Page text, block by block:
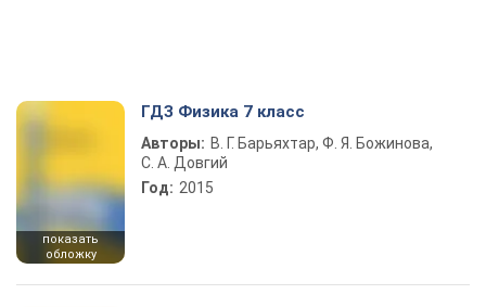
показать
обложку
ГДЗ Физика 7 класс
Авторы: В. Г. Барьяхтар, Ф. Я. Божинова,
С. А. Довгий
Год: 2015